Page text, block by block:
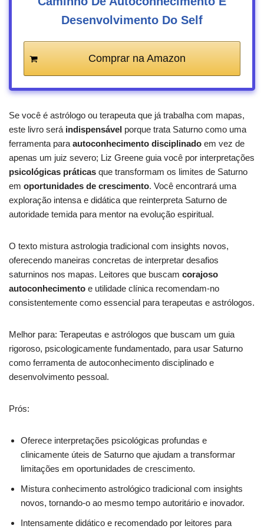
Desenvolvimento Do Self
Comprar na Amazon
Se você é astrólogo ou terapeuta que já trabalha com mapas,
este livro será indispensável porque trata Saturno como uma
ferramenta para autoconhecimento disciplinado em vez de
apenas um juiz severo; Liz Greene guia você por interpretações
psicológicas práticas que transformam os limites de Saturno
em oportunidades de crescimento. Você encontrará uma
exploração intensa e didática que reinterpreta Saturno de
autoridade temida para mentor na evolução espiritual.
O texto mistura astrologia tradicional com insights novos,
oferecendo maneiras concretas de interpretar desafios
saturninos nos mapas. Leitores que buscam corajoso
autoconhecimento e utilidade clínica recomendam-no
consistentemente como essencial para terapeutas e astrólogos.
Melhor para: Terapeutas e astrólogos que buscam um guia
rigoroso, psicologicamente fundamentado, para usar Saturno
como ferramenta de autoconhecimento disciplinado e
desenvolvimento pessoal.
Prós:
Oferece interpretações psicológicas profundas e
clinicamente úteis de Saturno que ajudam a transformar
limitações em oportunidades de crescimento.
Mistura conhecimento astrológico tradicional com insights
novos, tornando-o ao mesmo tempo autoritário e inovador.
Intensamente didático e recomendado por leitores para